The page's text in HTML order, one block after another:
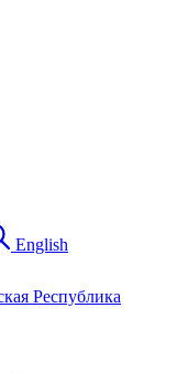
English
Республика